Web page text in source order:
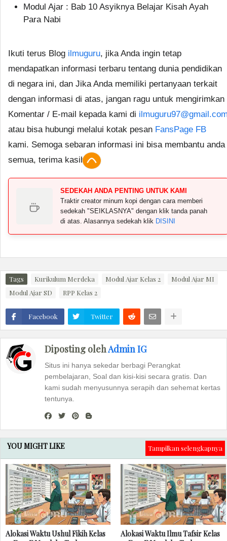
Modul Ajar : Bab 10 Asyiknya Belajar Kisah Ayah
Para Nabi
Ikuti terus Blog ilmuguru, jika Anda ingin tetap
mendapatkan informasi terbaru tentang dunia pendidikan
di negara ini, dan Jika Anda memiliki pertanyaan terkait
dengan informasi di atas, jangan ragu untuk mengirimkan
Komentar / E-mail kepada kami di
atau bisa hubungi melalui kotak pesan FansPage FB
kami. Semoga sebaran informasi ini bisa membantu anda
semua, terima kasih.
SEDEKAH ANDA PENTING UNTUK KAMI
Traktir creator minum kopi dengan cara memberi
sedekah "SEIKLASNYA" dengan klik tanda panah
di atas. Alasannya sedekah klik DISINI
Tags Kurikulum Merdeka Modul Ajar Kelas 2
Modul Ajar MI
Modul Ajar SD
RPP Kelas 2
Facebook Twitter
Diposting olehAdmin IG
Situs ini hanya sekedar berbagi Perangkat
pembelajaran, Soal dan kisi-kisi secara gratis. Dan
kami sudah menyusunnya serapih dan sehemat kertas
tentunya.
YOU MIGHT LIKE Tampilkan selengkapnya
Alokasi Waktu Ushul Fikih Kelas
Alokasi Waktu Ilmu Tafsir Kelas